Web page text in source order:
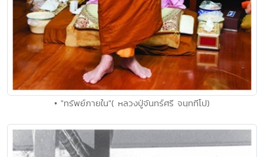
• "ทรัพย์ภายใน"( หลวงปู่จันทร์ศรี จนฺททีโป)